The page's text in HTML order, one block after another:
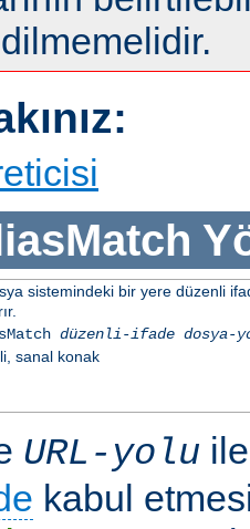
sistemindeki bir yere düzenli
düzenli-ifade dosya-
sanal konak
URL-yolu
kabul